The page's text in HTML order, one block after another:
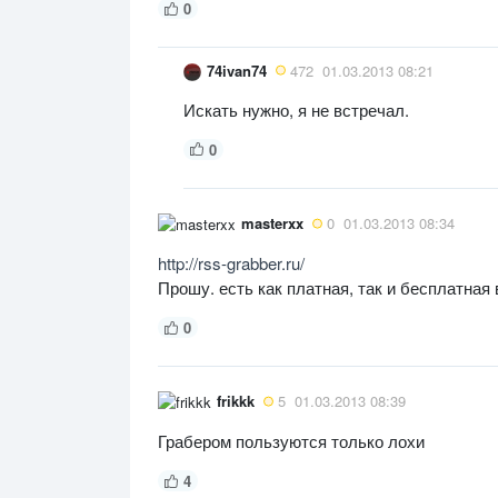
0
74ivan74 472 01.03.2013 08:21
Искать нужно, я не встречал.
0
masterxx 0 01.03.2013 08:34
http://rss-grabber.ru/
Прошу. есть как платная, так и бесплатная
0
frikkk 5 01.03.2013 08:39
Грабером пользуются только лохи
4